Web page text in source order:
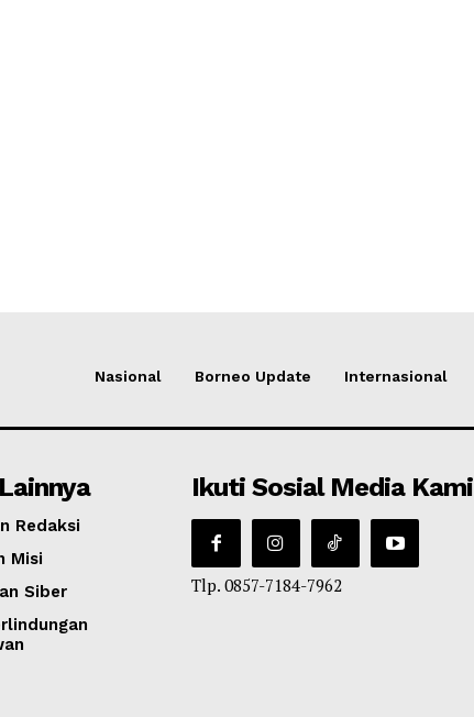
Nasional Borneo Update Internasional
Redaksi
Misi
Siber
Ikuti Sosial Media Kami
Tlp. 0857-7184-7962